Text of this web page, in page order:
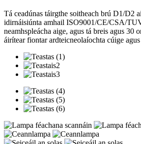
Tá ceadúnas táirgthe soitheach brú D1/D2
idirnáisiúnta amhail ISO9001/CE/CSA/
neamhspleácha aige, agus tá breis agus 30
áirítear fiontar ardteicneolaíochta cúige